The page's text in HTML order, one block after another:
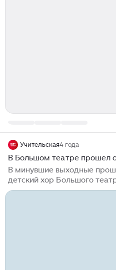
Учительская4 года
В Большом театре прошел
В минувшие выходные
детский хор Большого
порядка 160-ти ребят в